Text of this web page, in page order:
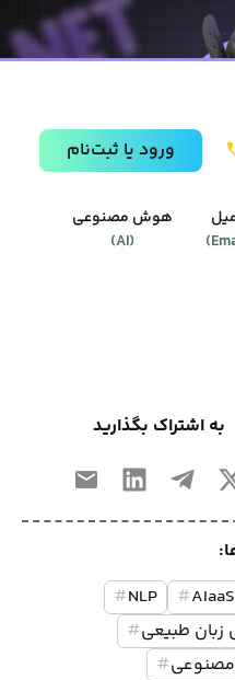
ورود يا ثبت‌نام
هوش مصنوعی
(
AI
) )
به اشتراک بگذارید
AIaaS
#
NLP
#
زبان طبیعی#
#